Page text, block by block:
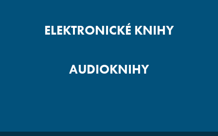
ELEKTRONICKÉ KNIHY
AUDIOKNIHY